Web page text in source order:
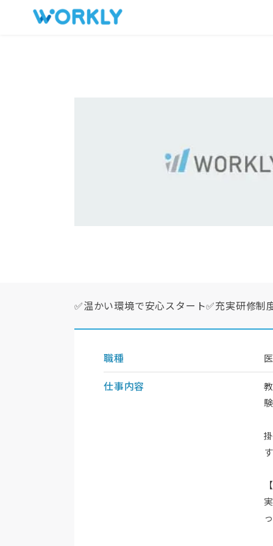
✅温かい環境で安心スタート✅充実研修
職種
仕事内容